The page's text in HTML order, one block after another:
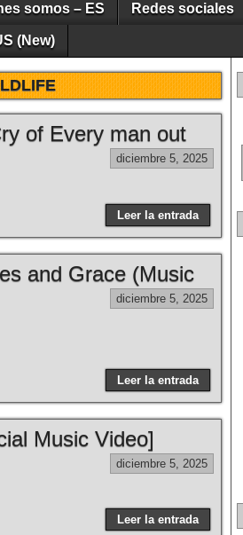
somos – ES Redes sociales
(New)
of Every man out
diciembre 5, 2025
Leer la entrada
and Grace (Music
diciembre 5, 2025
Leer la entrada
Music Video]
diciembre 5, 2025
Leer la entrada